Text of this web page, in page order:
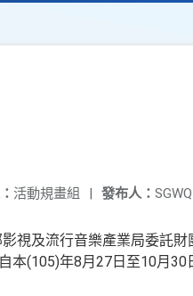
發布人：
活動規畫組 |
視及流行音樂產業局委託財
本(105)年8月27日至10月30